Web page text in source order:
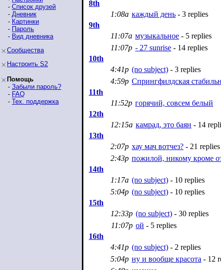
- Список друзей
- Дневник
- Картинки
- Пароль
- Вид дневника
Сообщества
Настроить S2
Помощь
- Забыли пароль?
- FAQ
- Тех. поддержка
8th
1:08a каждый день - 3 replies
9th
11:07a музыкальное - 5 replies
11:07p - 27 sunrise - 14 replies
10th
4:41p (no subject) - 3 replies
4:59p Спрингфилдская
11th
11:52p горячий, совсем белый
12th
12:15a камрад, это баян - 14
13th
2:07p хау мач вотчез? - 21 replies
2:43p пожилой, никому кроме
14th
1:17a (no subject) - 10 replies
5:04p (no subject) - 10 replies
15th
12:33p (no subject) - 30 replies
11:07p ой - 5 replies
16th
4:41p (no subject) - 2 replies
5:04p ну и вообще красота - 12